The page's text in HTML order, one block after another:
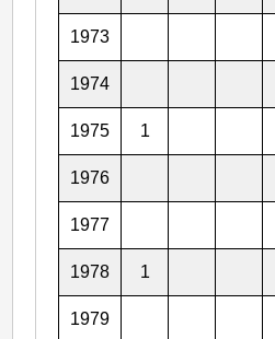
1973
1974
1975 1
1976
1977
1978 1
1979